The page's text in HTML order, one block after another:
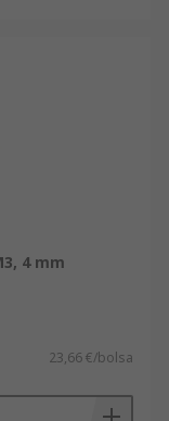
4 mm
23,66 €/bolsa